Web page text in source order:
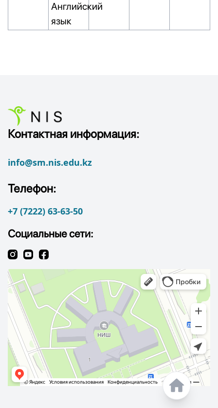
Английский
язык
Контактная информация:
info@sm.nis.edu.kz
Телефон:
+7 (7222) 63-63-50
Социальные сети: